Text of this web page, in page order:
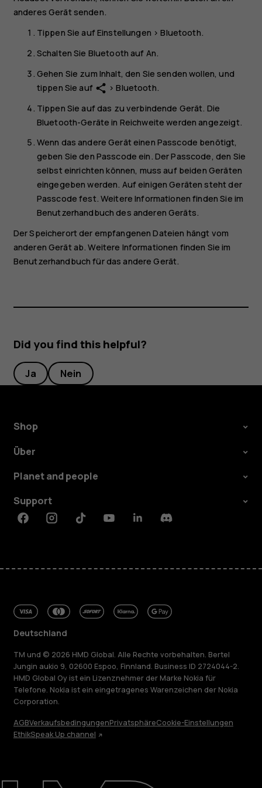
Reparieren, wiederverwenden, recyceln
anderes Gerät senden.
Tippen Sie aufEinstellungen >Bluetooth.
Schalten Sie Bluetooth auf An.
Gehen Sie zum Inhalt, den Sie senden wollen, und
tippen Sie auf share >Bluetooth.
Tippen Sie auf das zu verbindende Gerät. Die
Bluetooth-Geräte in Reichweite werden angezeigt.
Wenn das andere Gerät einen Passcode benötigt,
geben Sie den Passcode ein. Der Passcode, den Sie
selbst einrichten können, muss auf beiden Geräten
eingegeben werden. Auf einigen Geräten steht der
Passcode fest. Weitere Informationen finden Sie im
Benutzerhandbuch des anderen Geräts.
Der Speicherort der empfangenen Dateien hängt vom
anderen Gerät ab. Weitere Informationen finden Sie im
Benutzerhandbuch für das andere Gerät.
Did you find this helpful?
Ja Nein
Shop
Über
Planet and people
Support
FacebookInstagramTiktokYoutubeLinkedinDiscord
Deutschland
TM und © 2026 HMD Global. Alle Rechte vorbehalten. Bertel
Jungin aukio 9, 02600 Espoo, Finnland. Business ID 2724044-2.
HMD Global Oy ist ein Lizenznehmer der Marke Nokia für
Telefone. Nokia ist ein eingetragenes Warenzeichen der Nokia
Corporation.
AGBVerkaufsbedingungenPrivatsphäreCookie-Einstellungen
EthikSpeak Up channel